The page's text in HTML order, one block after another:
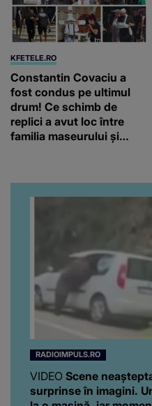
KFETELE.RO
Constantin Covaciu a
fost condus pe ultimul
drum! Ce schimb de
replici a avut loc între
familia maseurului și
obrazul.”
RADIOIMPULS.RO
VIDEO Scene
surprinse în imagini.